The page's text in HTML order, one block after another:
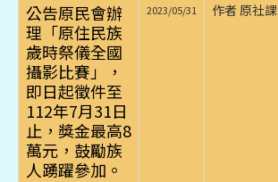
公告原民會辦
理「原住民族
歲時祭儀全國
攝影比賽」，
即日起徵件至
112年7月31日
止，獎金最高8
萬元，鼓勵族
人踴躍參加。
2023/05/31 作者 原社課